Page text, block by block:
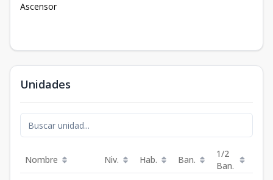
Ascensor
Unidades
Nombre Niv. Hab. Ban.
1/2
Ban.